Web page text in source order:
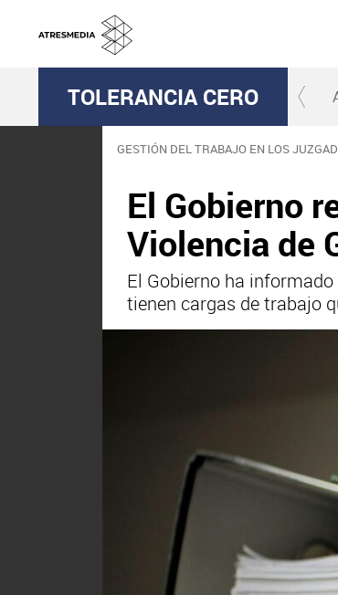
TOLERANCIA CERO
GESTIÓN DEL TRABAJO EN LOS
El Gobierno
Violencia de
El Gobierno ha
tienen cargas de trabajo